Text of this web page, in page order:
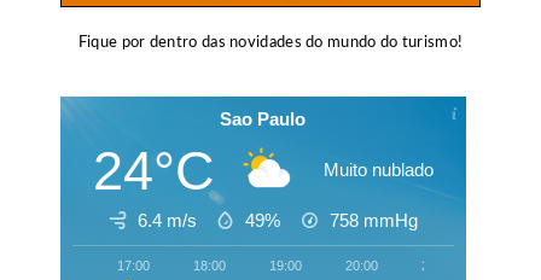
Fique por dentro das novidades do mundo do turismo!
Sao Paulo
24°C Muito nublado
6.4 m/s 49% 758 mmHg
17:00 18:00 19:00 20:00 21:00